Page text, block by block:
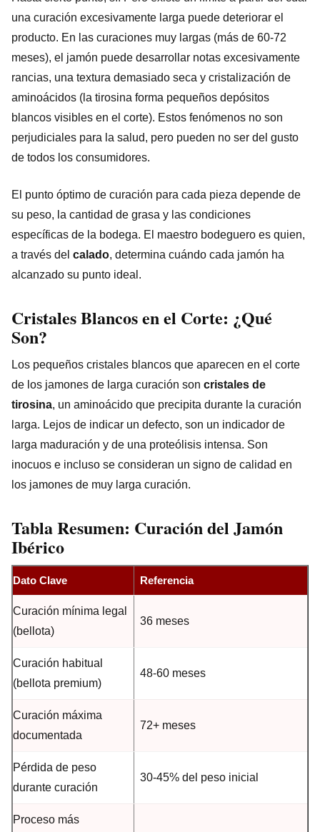
una curación excesivamente larga puede deteriorar el
producto. En las curaciones muy largas (más de 60-72
meses), el jamón puede desarrollar notas excesivamente
rancias, una textura demasiado seca y cristalización de
aminoácidos (la tirosina forma pequeños depósitos
blancos visibles en el corte). Estos fenómenos no son
perjudiciales para la salud, pero pueden no ser del gusto
de todos los consumidores.
El punto óptimo de curación para cada pieza depende de
su peso, la cantidad de grasa y las condiciones
específicas de la bodega. El maestro bodeguero es quien,
a través del calado, determina cuándo cada jamón ha
alcanzado su punto ideal.
Cristales Blancos en el Corte: ¿Qué
Son?
Los pequeños cristales blancos que aparecen en el corte
de los jamones de larga curación son cristales de
tirosina, un aminoácido que precipita durante la curación
larga. Lejos de indicar un defecto, son un indicador de
larga maduración y de una proteólisis intensa. Son
inocuos e incluso se consideran un signo de calidad en
los jamones de muy larga curación.
Tabla Resumen: Curación del Jamón
Ibérico
Dato Clave Referencia
Curación mínima legal
(bellota)
36 meses
Curación habitual
(bellota premium)
48-60 meses
Curación máxima
documentada
72+ meses
Pérdida de peso
durante curación
30-45% del peso inicial
Proceso más